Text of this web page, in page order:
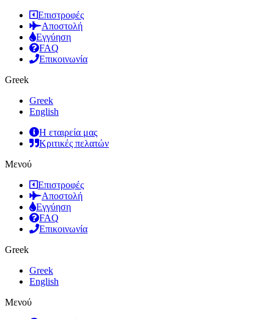
Επιστροφές
Αποστολή
Εγγύηση
FAQ
Επικοινωνία
Greek
Greek
English
Η εταιρεία μας
Κριτικές πελατών
Μενού
Επιστροφές
Αποστολή
Εγγύηση
FAQ
Επικοινωνία
Greek
Greek
English
Μενού